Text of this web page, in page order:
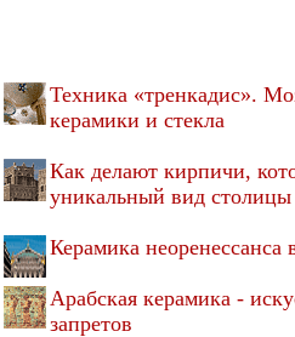
Техника «тренкадис».
керамики и стекла
Как делают кирпичи,
уникальный вид
Керамика неоренессанса
Арабская керамика -
запретов